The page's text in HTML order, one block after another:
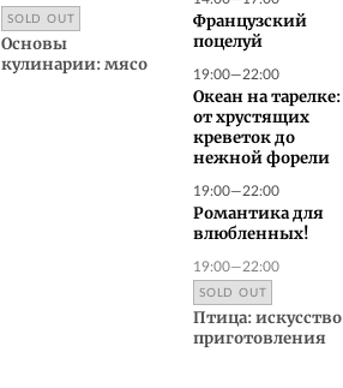
SOLD OUT
Основы
кулинарии: мясо
Французский
поцелуй
19:00—22:00
Океан на тарелке:
от хрустящих
креветок до
нежной форели
19:00—22:00
Романтика для
влюбленных!
19:00—22:00
SOLD OUT
Птица: искусство
приготовления